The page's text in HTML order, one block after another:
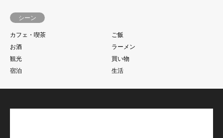
シーン
カフェ・喫茶
ご飯
お酒
ラーメン
観光
買い物
宿泊
生活